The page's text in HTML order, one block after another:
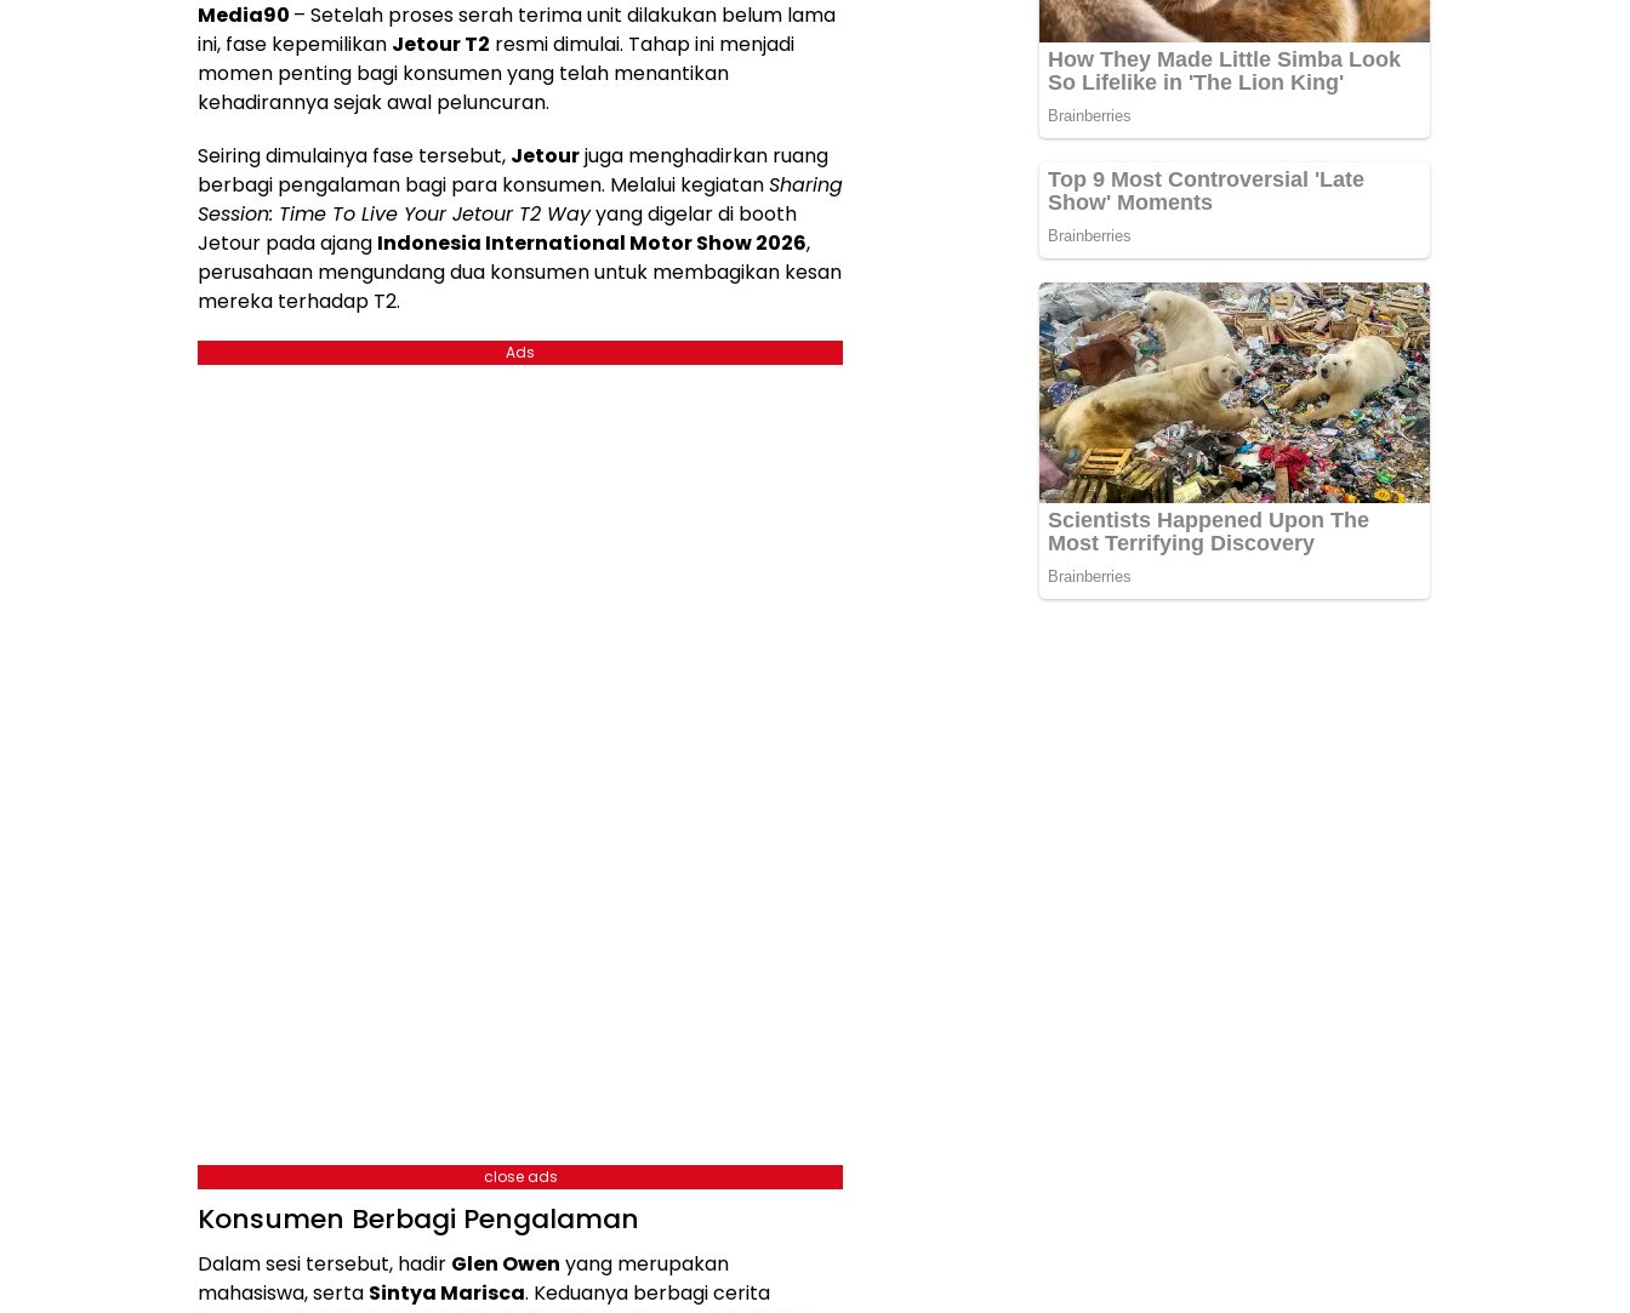
Media90 – Setelah proses serah terima unit dilakukan belum lama
ini, fase kepemilikan Jetour T2 resmi dimulai. Tahap ini menjadi
momen penting bagi konsumen yang telah menantikan
kehadirannya sejak awal peluncuran.
Seiring dimulainya fase tersebut, Jetourjuga menghadirkan ruang
berbagi pengalaman bagi para konsumen. Melalui kegiatanSharing
Session: Time To Live Your Jetour T2 Wayyang digelar di booth
Jetour pada ajang Indonesia International Motor Show 2026,
perusahaan mengundang dua konsumen untuk membagikan kesan
mereka terhadap T2.
Ads
close ads
Konsumen Berbagi Pengalaman
Dalam sesi tersebut, hadir Glen Owen yang merupakan
mahasiswa, serta Sintya Marisca. Keduanya berbagi cerita